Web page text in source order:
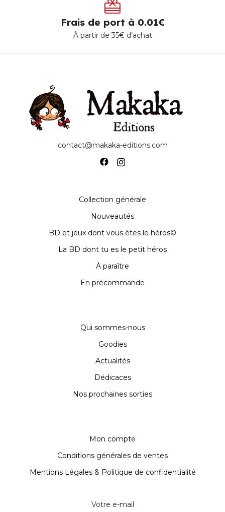
Frais de port à 0.01€
À partir de 35€ d’achat
contact@makaka-editions.com
Collection générale
Nouveautés
BD et jeux dont vous êtes le héros©
La BD dont tu es le petit héros
À paraître
En précommande
Qui sommes-nous
Goodies
Actualités
Dédicaces
Nos prochaines sorties
Mon compte
Conditions générales de ventes
Mentions Légales & Politique de confidentialité
Votre e-mail